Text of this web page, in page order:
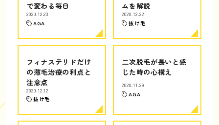
で変わる毎日
2020.12.23
AGA
ムを解説
2020.12.22
抜け毛
フィナステリドだけ
の薄毛治療の利点と
注意点
2020.12.12
抜け毛
二次脱毛が長いと感
じた時の心構え
2020.11.29
AGA